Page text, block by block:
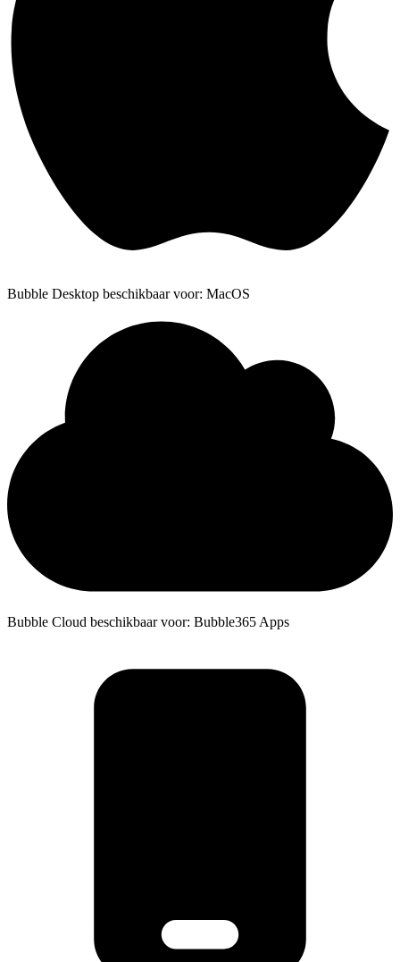
Bubble Desktop beschikbaar voor: MacOS
Bubble Cloud beschikbaar voor: Bubble365 Apps